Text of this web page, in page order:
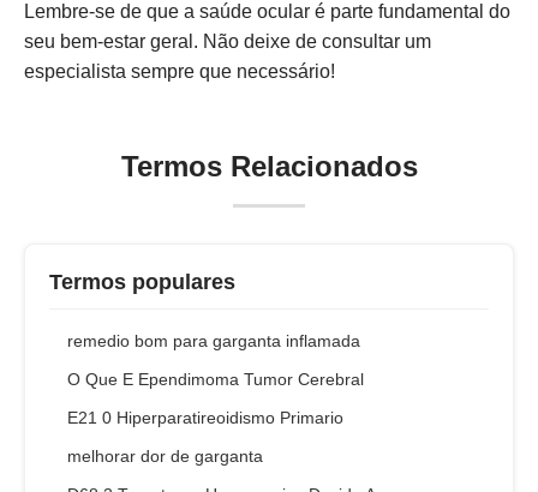
Lembre-se de que a saúde ocular é parte fundamental do
seu bem-estar geral. Não deixe de consultar um
especialista sempre que necessário!
Termos Relacionados
Termos populares
remedio bom para garganta inflamada
O Que E Ependimoma Tumor Cerebral
E21 0 Hiperparatireoidismo Primario
melhorar dor de garganta